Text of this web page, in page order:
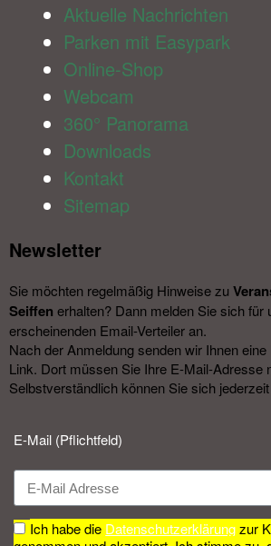
Aktuelle Nachrichten
Parken mit Easypark
Online-Shop
Webcam
360° Panorama
Downloads
Kontakt
Sitemap
Newsletter​
Sie möchten regelmäßig Hinweise zu
Seiffen erhalten? Dann melden Sie sich für
erscheinenden Email-Verteiler an.
Nach der Anmeldung senden wir Ihnen
Link. Dort müssen Sie Ihre E-Mail-Adresse
Selbstverständlich können Sie sich
E-Mail (Pflichtfeld)
Ich habe die Datenschutzerklärungzur